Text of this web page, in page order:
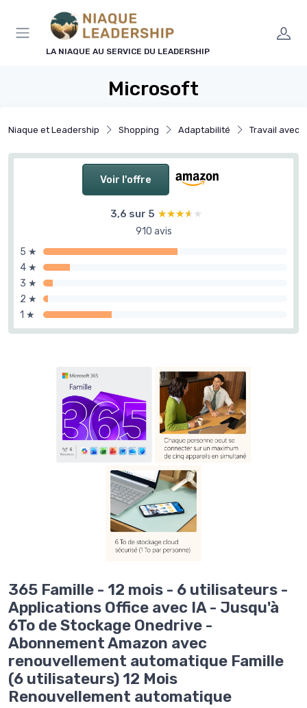
LA NIAQUE AU SERVICE DU LEADERSHIP
Microsoft
Niaque et Leadership Shopping Adaptabilité Travail avec
Voir l'offre
3,6 sur 5 ★★★★★
★★★★★
910 avis
5 ★
4 ★
3 ★
2 ★
1 ★
365 Famille - 12 mois - 6 utilisateurs -
Applications Office avec IA - Jusqu'à
6To de Stockage Onedrive -
Abonnement Amazon avec
renouvellement automatique Famille
(6 utilisateurs) 12 Mois
Renouvellement automatique